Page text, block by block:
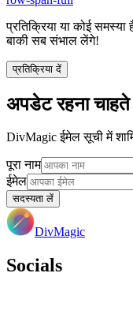
प्रतिक्रिया या कोई
बाकी सब संभाल लेंगे!
प्रतिक्रिया दें
अपडेट रहना चाहते
DivMagic ईमेल सूची में
पूरा नाम
ईमेल
सदस्यता लें
DivMagic
Socials